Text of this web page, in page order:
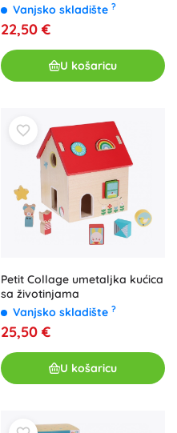
Vanjsko skladište ?
22,50 €
U košaricu
Petit Collage umetaljka kućica
sa životinjama
Vanjsko skladište ?
25,50 €
U košaricu